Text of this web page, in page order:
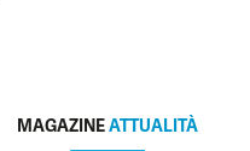
MAGAZINEATTUALITÀ